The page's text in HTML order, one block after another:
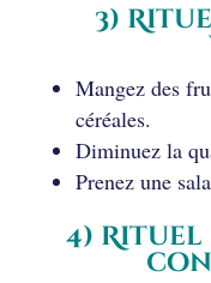
3)
Mangez des
céréales.
Diminuez la
Prenez une
4) Rituel